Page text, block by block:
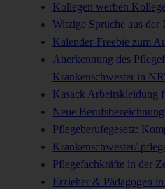
Kollegen werben
Witzige Sprüche aus der
Kalender-Freebie zum
Anerkennung des
Krankenschwester in
Kasack Arbeitskleidung
Neue
Pflegeberufegesetz:
Krankenschwester/-
Pflegefachkräfte in der
Erzieher & Pädagogen